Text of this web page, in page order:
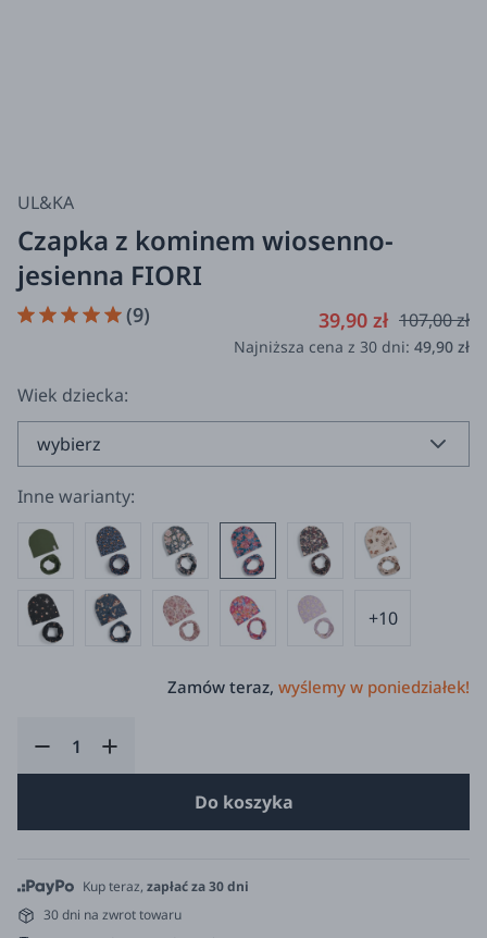
UL&KA
Czapka z kominem wiosenno-
jesienna FIORI
(9) 39,90 zł 107,00 zł
Najniższa cena z 30 dni: 49,90 zł
Wiek dziecka:
Inne warianty:
+10
Zamów teraz, wyślemy w poniedziałek!
Do koszyka
Kup teraz, zapłać za 30 dni
30 dni na zwrot towaru